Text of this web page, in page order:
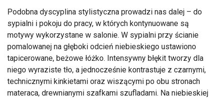
Podobna dyscyplina stylistyczna prowadzi nas dalej – do
sypialni i pokoju do pracy, w których kontynuowane są
motywy wykorzystane w salonie. W sypialni przy ścianie
pomalowanej na głęboki odcień niebieskiego ustawiono
tapicerowane, beżowe łóżko. Intensywny błękit tworzy dla
niego wyraziste tło, a jednocześnie kontrastuje z czarnymi,
technicznymi kinkietami oraz wiszącymi po obu stronach
materaca, drewnianymi szafkami szufladami. Na niebieskiej